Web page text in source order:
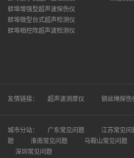
蚌埠增强型超声波探伤仪
蚌埠微型台式超声检测仪
蚌埠相控阵超声波检测仪
友情链接： 超声波测厚仪 钢丝绳探伤
城市分站： 广东常见问题 江苏常见问
题
淮南常见问题 马鞍山常见问题
深圳常见问题